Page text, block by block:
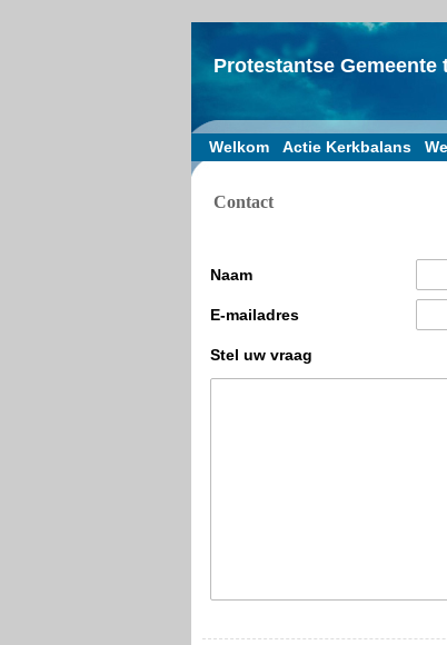
Protestantse
Welkom Actie Kerkbalans
Contact
Naam
E-mailadres
Stel uw vraag